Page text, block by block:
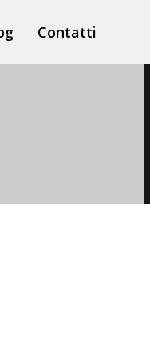
Contatti